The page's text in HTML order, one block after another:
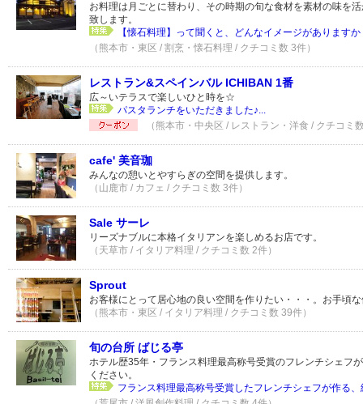
お料理は月ごとに替わり、その時期の旬な食材を素材の味を
致します。
【懐石料理】って聞くと、どんなイメージがありますか
（熊本市・東区 / 割烹・懐石料理 / クチコミ数 3件）
レストラン&スペインバル ICHIBAN 1番
広～いテラスで楽しいひと時を☆
パスタランチをいただきました♪...
（熊本市・中央区 / レストラン・洋食 / クチコミ
cafe' 美音珈
みんなの憩いとやすらぎの空間を提供します。
（山鹿市 / カフェ / クチコミ数 3件）
Sale サーレ
リーズナブルに本格イタリアンを楽しめるお店です。
（天草市 / イタリア料理 / クチコミ数 2件）
Sprout
お客様にとって居心地の良い空間を作りたい・・・。お手頃
（熊本市・東区 / イタリア料理 / クチコミ数 39件）
旬の台所 ばじる亭
ホテル歴35年・フランス料理最高称号受賞のフレンチシェフ
ください。
フランス料理最高称号受賞したフレンチシェフが作る